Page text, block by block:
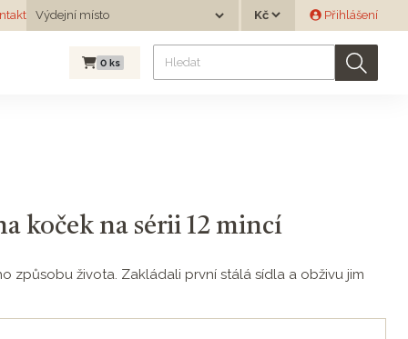
Výdejní místo
Výdejní místo
Měna Přihlášení
0 ks
koček na sérii 12 mincí
způsobu života. Zakládali první stálá sídla a obživu jim